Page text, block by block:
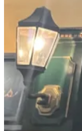
9.
und
10.
März